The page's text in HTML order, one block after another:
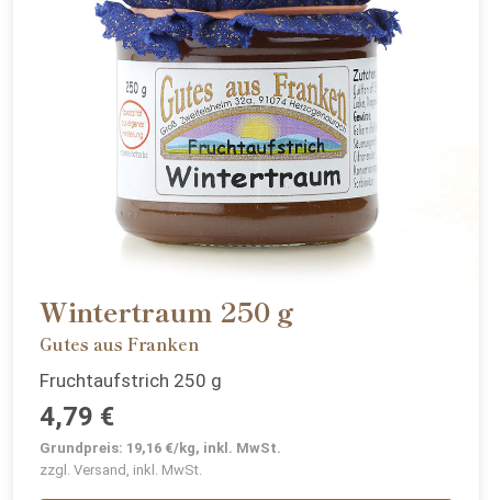
Wintertraum 250 g
Gutes aus Franken
Fruchtaufstrich 250 g
4,79 €
Grundpreis: 19,16 €/kg, inkl. MwSt.
zzgl. Versand, inkl. MwSt.